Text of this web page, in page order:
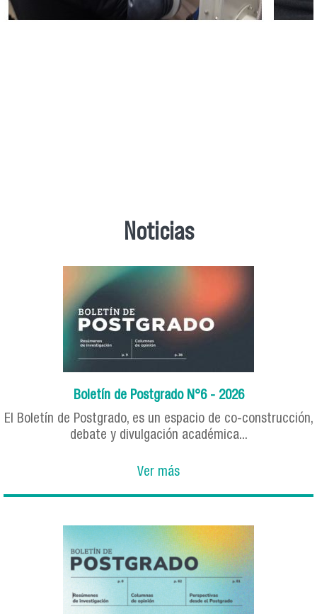
Noticias
Boletín de Postgrado N°6 - 2026
El Boletín de Postgrado, es un espacio de co-construcción,
debate y divulgación académica...
Ver más